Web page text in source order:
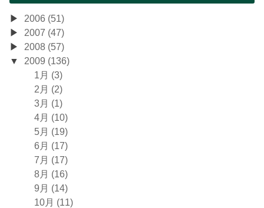
2006 (51)
2007 (47)
2008 (57)
2009 (136)
1月 (3)
2月 (2)
3月 (1)
4月 (10)
5月 (19)
6月 (17)
7月 (17)
8月 (16)
9月 (14)
10月 (11)